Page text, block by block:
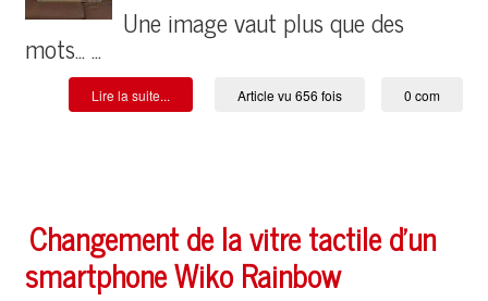
Une image vaut plus que des
mots... ...
Lire la suite... Article vu 656 fois 0 com
Changement de la vitre tactile d'un
smartphone Wiko Rainbow